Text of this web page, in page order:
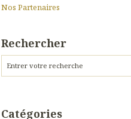
Nos Partenaires
Rechercher
Catégories